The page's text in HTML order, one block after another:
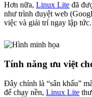
Hơn nữa, Linux Lite đã
như trình duyệt web
việc và giải trí ngay lập tức.
Tính năng ưu việt
Đây chính là “sân khấu” mà
để chạy nền, Linux Lite